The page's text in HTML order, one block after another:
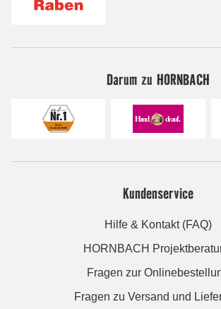
Darum zu HORNBACH
Kundenservice
Hilfe & Kontakt (FAQ)
HORNBACH
Fragen zur
Fragen zu Versand und